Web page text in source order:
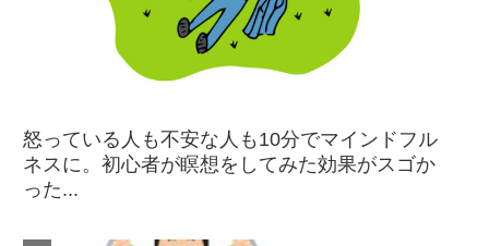
怒っている人も不安な人も10分でマインドフル
ネスに。初心者が瞑想をしてみた効果がスゴか
った...